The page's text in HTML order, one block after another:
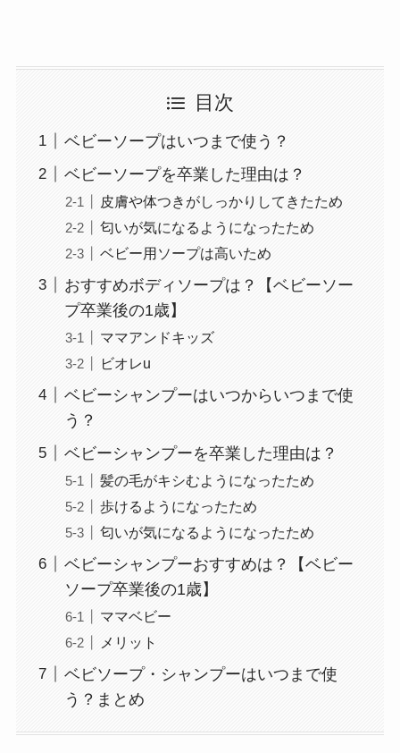
目次
ベビーソープはいつまで使う？
ベビーソープを卒業した理由は？
皮膚や体つきがしっかりしてきたため
匂いが気になるようになったため
ベビー用ソープは高いため
おすすめボディソープは？【ベビーソー
プ卒業後の1歳】
ママアンドキッズ
ビオレu
ベビーシャンプーはいつからいつまで使
う？
ベビーシャンプーを卒業した理由は？
髪の毛がキシむようになったため
歩けるようになったため
匂いが気になるようになったため
ベビーシャンプーおすすめは？【ベビー
ソープ卒業後の1歳】
ママベビー
メリット
ベビソープ・シャンプーはいつまで使
う？まとめ